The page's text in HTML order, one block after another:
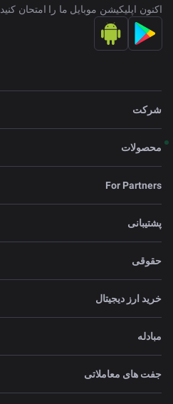
اکنون اپلیکیشن موبایل ما را امتحان کنید NOW
شرکت
محصولات
For Partners
پشتیبانی
حقوقی
خرید ارز دیجیتال
مبادله
جفت های معاملاتی